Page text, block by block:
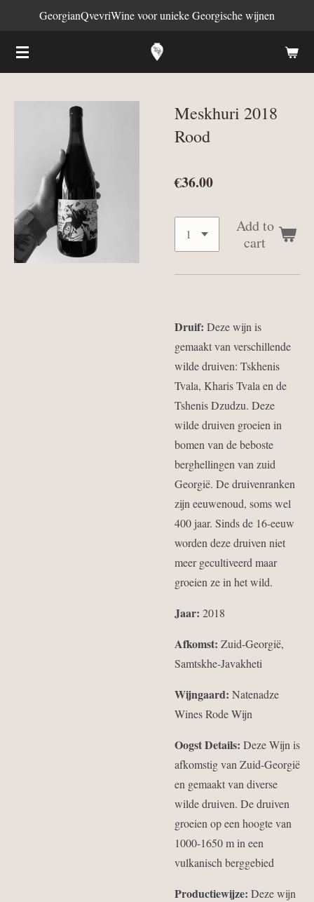
main
content
GeorgianQvevriWine voor unieke Georgische wijnen
Meskhuri 2018
Rood
€36.00
Add to
cart
Druif: Deze wijn is
gemaakt van verschillende
wilde druiven: Tskhenis
Tvala, Kharis Tvala en de
Tshenis Dzudzu. Deze
wilde druiven groeien in
bomen van de beboste
berghellingen van zuid
Georgië. De druivenranken
zijn eeuwenoud, soms wel
400 jaar. Sinds de 16-eeuw
worden deze druiven niet
meer gecultiveerd maar
groeien ze in het wild.
Jaar: 2018
Afkomst: Zuid-Georgië,
Samtskhe-Javakheti
Wijngaard: Natenadze
Wines Rode Wijn
Oogst Details: Deze Wijn is
afkomstig van Zuid-Georgië
en gemaakt van diverse
wilde druiven. De druiven
groeien op een hoogte van
1000-1650 m in een
vulkanisch berggebied
Productiewijze: Deze wijn